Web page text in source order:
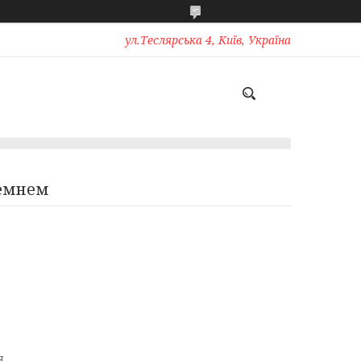
ул.Теслярська 4, Київ, Україна